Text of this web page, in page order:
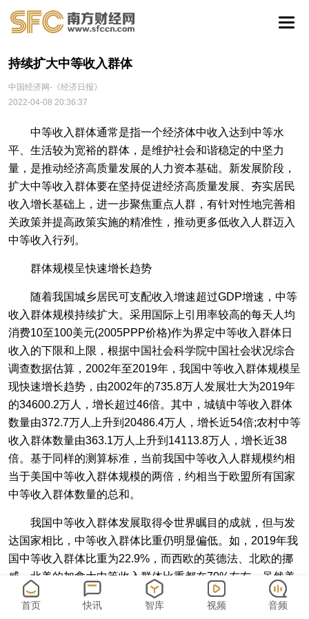
持续扩大中等收入群体
中国经济网-《经济日报》
2022-04-08 20:36:37
中等收入群体通常是指一个经济体中收入达到中等水
平、生活较为宽裕的群体，是维护社会和谐稳定的中坚力
量，是推动经济高质量发展的人力资本基础。新发展阶段，
扩大中等收入群体要在坚持促进经济高质量发展、夯实居民
收入增长基础上，进一步聚焦重点人群，有针对性地完善相
关政策并提高政策实施的精准性，推动更多低收入人群迈入
中等收入行列。
群体规模呈快速增长趋势
随着我国城乡居民可支配收入增速超过GDP增速，中等
收入群体规模持续扩大。采用国际上引用率较高的每天人均
消费10至100美元(2005PPP价格)作为界定中等收入群体日
收入的下限和上限，根据中国社会科学院中国社会状况综合
调查数据估算，2002年至2019年，我国中等收入群体规模呈
现快速增长趋势，由2002年的735.8万人发展壮大为2019年
的34600.2万人，增长超过46倍。其中，城镇中等收入群体
数量由372.7万人上升到20486.4万人，增长近54倍;农村中等
收入群体数量由363.1万人上升到14113.8万人，增长近38
倍。基于同样的测算标准，当前我国中等收入人群规模约相
当于美国中等收入群体规模的两倍，约相当于欧盟所有国家
中等收入群体数量的总和。
我国中等收入群体发展取得令世界瞩目的成就，但与发
达国家相比，中等收入群体比重仍明显偏低。如，2019年我
国中等收入群体比重为22.9%，而西欧的英德法、北欧的挪
威、北美的加拿大中等收入群体比重都在70%左右。虽然美
国的中等收入群体比重略低为55.9%，但高收入群体占到
30.5%。
首页 快讯 智库 视频 音频